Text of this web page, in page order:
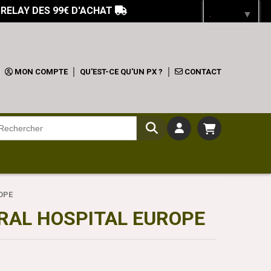
DES 99€ D'ACHAT 
MON COMPTE QU'EST-CE QU'UN PX ? CONTACT
HOSPITAL EUROPE
▼